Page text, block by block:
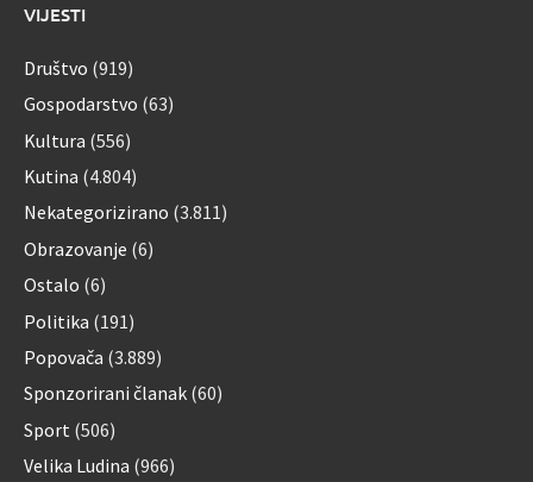
VIJESTI
Društvo (919)
Gospodarstvo (63)
Kultura (556)
Kutina (4.804)
Nekategorizirano (3.811)
Obrazovanje (6)
Ostalo (6)
Politika (191)
Popovača (3.889)
Sponzorirani članak (60)
Sport (506)
Velika Ludina (966)